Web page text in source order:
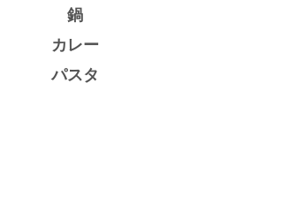
鍋
カレー
パスタ